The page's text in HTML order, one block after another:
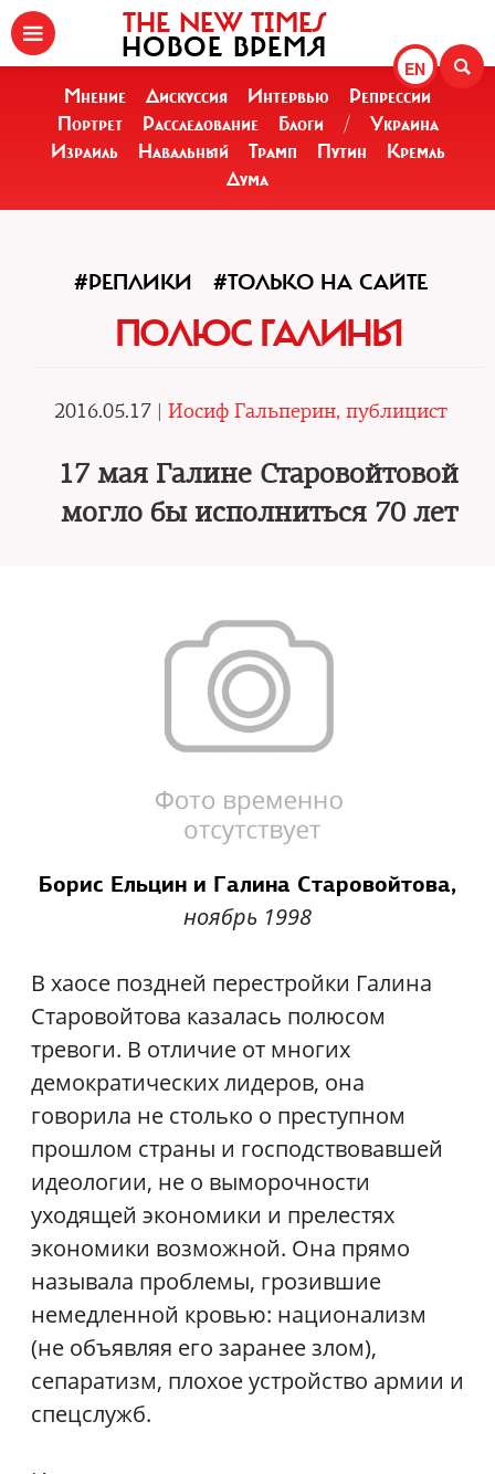
EN
THE NEW TIMES
НОВОЕ ВРЕМЯ
Мнение Дискуссия Интервью
Репрессии
Портрет
Расследование Блоги /
Украина
Израиль
Навальный Трамп Путин
Кремль
Дума
#РЕПЛИКИ #ТОЛЬКО НА САЙТЕ
ПОЛЮС ГАЛИНЫ
2016.05.17 | Иосиф Гальперин, публицист
17 мая Галине Старовойтовой
могло бы исполниться 70 лет
Борис Ельцин и Галина Старовойтова,
ноябрь 1998
В хаосе поздней перестройки Галина
Старовойтова казалась полюсом
тревоги. В отличие от многих
демократических лидеров, она
говорила не столько о преступном
прошлом страны и господствовавшей
идеологии, не о выморочности
уходящей экономики и прелестях
экономики возможной. Она прямо
называла проблемы, грозившие
немедленной кровью: национализм
(не объявляя его заранее злом),
сепаратизм, плохое устройство армии и
спецслужб.